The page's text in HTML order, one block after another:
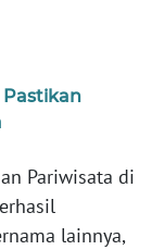
Pastikan
Pariwisata di
lainnya,